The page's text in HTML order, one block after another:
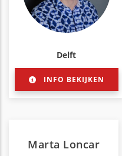
Delft
INFO BEKIJKEN
Marta Loncar